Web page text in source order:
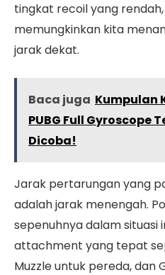
tingkat recoil yang
memungkinkan kita
jarak dekat.
Baca juga Kumpulan
PUBG Full Gyroscope
Dicoba!
Jarak pertarungan yang
adalah jarak menengah.
sepenuhnya dalam situasi
attachment yang tepat
Muzzle untuk pereda, dan